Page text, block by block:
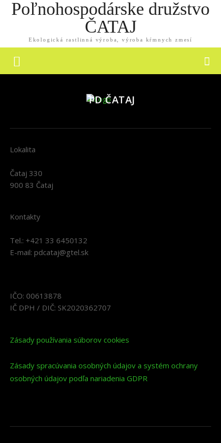
Poľnohospodárske družstvo
ČATAJ
Ekologická rastlinná výroba, výroba kŕmnych zmesí
PD ČATAJ
Lokalita
Čataj 330
900 83 Čataj
Kontakty
Tel.: +421 33 6450132
E-mail: pdcataj@gtel.sk
IČO: 00613878
IČ DPH / DIČ: SK2020362707
Zásady používania súborov cookies
Zásady spracúvania osobných údajov a systém ochrany
osobných údajov podľa nariadenia GDPR